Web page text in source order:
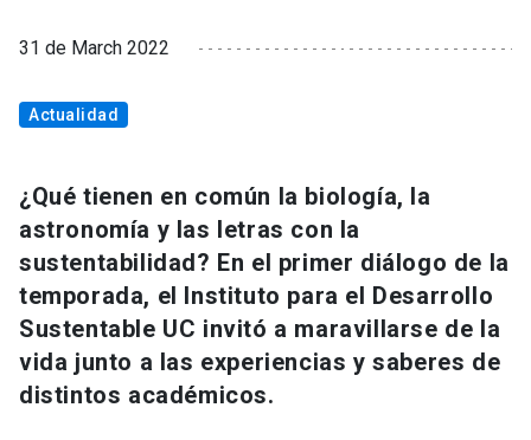
31 de March 2022
Actualidad
¿Qué tienen en común la biología, la
astronomía y las letras con la
sustentabilidad? En el primer diálogo de la
temporada, el Instituto para el Desarrollo
Sustentable UC invitó a maravillarse de la
vida junto a las experiencias y saberes de
distintos académicos.